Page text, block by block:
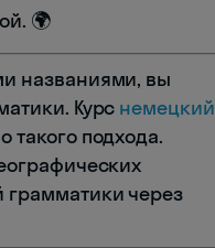
🌍
названиями, вы
Курс немецкий
такого подхода.
грамматики через